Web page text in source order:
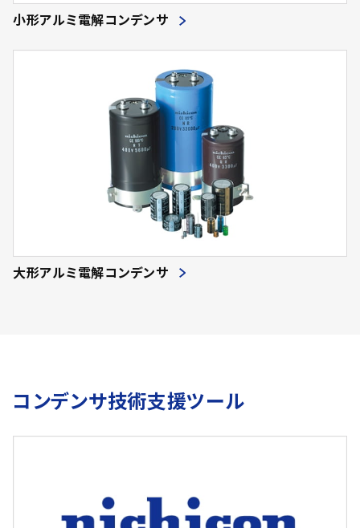
小形アルミ電解コンデンサ
大形アルミ電解コンデンサ
コンデンサ技術支援ツール